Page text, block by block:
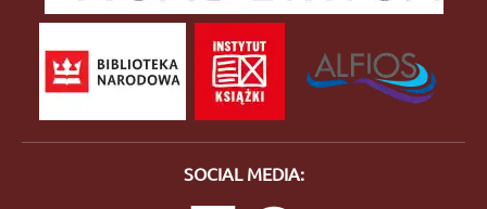
SOCIAL MEDIA: